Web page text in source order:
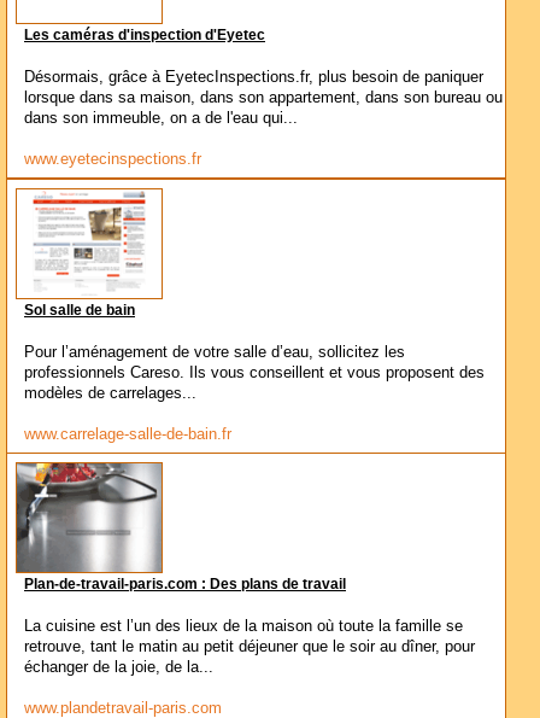
Les caméras d'inspection d'Eyetec
Désormais, grâce à EyetecInspections.fr, plus besoin de paniquer
lorsque dans sa maison, dans son appartement, dans son bureau ou
dans son immeuble, on a de l'eau qui...
www.eyetecinspections.fr
Sol salle de bain
Pour l’aménagement de votre salle d’eau, sollicitez les
professionnels Careso. Ils vous conseillent et vous proposent des
modèles de carrelages...
www.carrelage-salle-de-bain.fr
Plan-de-travail-paris.com : Des plans de travail
La cuisine est l’un des lieux de la maison où toute la famille se
retrouve, tant le matin au petit déjeuner que le soir au dîner, pour
échanger de la joie, de la...
www.plandetravail-paris.com